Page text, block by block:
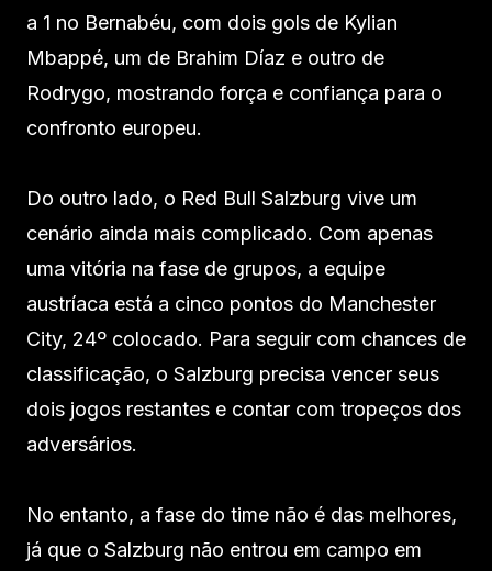
a 1 no Bernabéu, com dois gols de Kylian
Mbappé, um de Brahim Díaz e outro de
Rodrygo, mostrando força e confiança para o
confronto europeu.
Do outro lado, o Red Bull Salzburg vive um
cenário ainda mais complicado. Com apenas
uma vitória na fase de grupos, a equipe
austríaca está a cinco pontos do Manchester
City, 24º colocado. Para seguir com chances de
classificação, o Salzburg precisa vencer seus
dois jogos restantes e contar com tropeços dos
adversários.
No entanto, a fase do time não é das melhores,
já que o Salzburg não entrou em campo em